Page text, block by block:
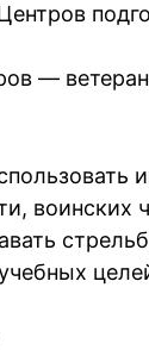
—
воинских